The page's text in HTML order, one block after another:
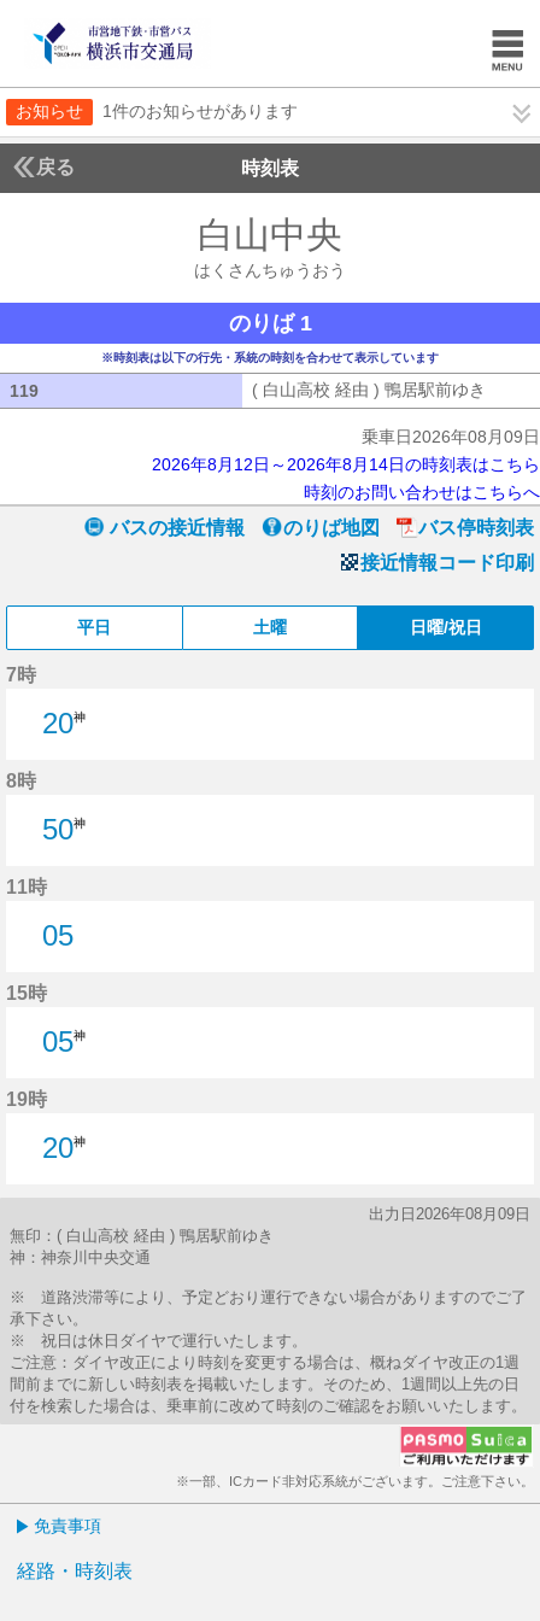
お知らせ 1件のお知らせがあります
戻る 時刻表
白山中央
はくさんちゅうおう
のりば 1
※時刻表は以下の行先・系統の時刻を合わせて表示しています
119 ( 白山高校 経由 ) 鴨居駅前ゆき
乗車日2026年08月09日
2026年8月12日～2026年8月14日の時刻表はこちら
時刻のお問い合わせはこちらへ
バスの接近情報 のりば地図
バス停時刻表
接近情報コード印刷
平日 土曜 日曜/祝日
7時
20神
8時
50神
11時
05
15時
05神
19時
20神
出力日2026年08月09日
無印：( 白山高校 経由 ) 鴨居駅前ゆき
神：神奈川中央交通
※ 道路渋滞等により、予定どおり運行できない場合がありますのでご了
承下さい。
※ 祝日は休日ダイヤで運行いたします。
ご注意：ダイヤ改正により時刻を変更する場合は、概ねダイヤ改正の1週
間前までに新しい時刻表を掲載いたします。そのため、1週間以上先の日
付を検索した場合は、乗車前に改めて時刻のご確認をお願いいたします。
※一部、ICカード非対応系統がございます。ご注意下さい。
免責事項
経路・時刻表